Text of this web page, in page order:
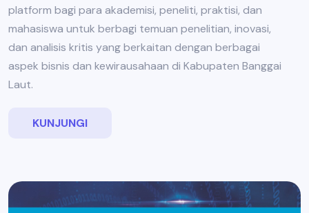
platform bagi para akademisi, peneliti, praktisi, dan
mahasiswa untuk berbagi temuan penelitian, inovasi,
dan analisis kritis yang berkaitan dengan berbagai
aspek bisnis dan kewirausahaan di Kabupaten Banggai
Laut.
KUNJUNGI